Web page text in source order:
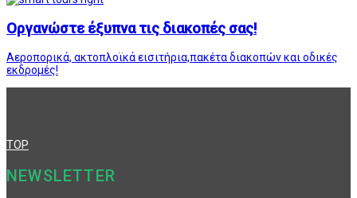
Οργανώστε έξυπνα τις διακοπές σας!
Αεροπορικά, ακτοπλοϊκά εισιτήρια,πακέτα διακοπών και οδικές
εκδρομές!
TOP
NEWSLETTER